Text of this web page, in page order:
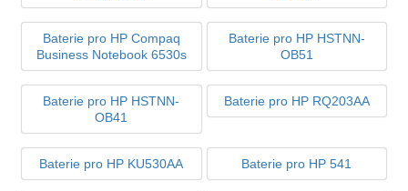
Baterie pro HP Compaq
Business Notebook 6530s
Baterie pro HP HSTNN-
OB51
Baterie pro HP HSTNN-
OB41
Baterie pro HP RQ203AA
Baterie pro HP KU530AA Baterie pro HP 541